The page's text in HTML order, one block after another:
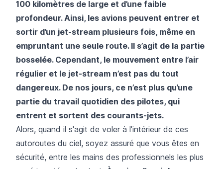
100 kilomètres de large et d’une faible
profondeur. Ainsi, les avions peuvent entrer et
sortir d’un jet-stream plusieurs fois, même en
empruntant une seule route. Il s’agit de la partie
bosselée. Cependant, le mouvement entre l’air
régulier et le jet-stream n’est pas du tout
dangereux. De nos jours, ce n’est plus qu’une
partie du travail quotidien des pilotes, qui
entrent et sortent des courants-jets.
Alors, quand il s'agit de voler à l'intérieur de ces
autoroutes du ciel, soyez assuré que vous êtes en
sécurité, entre les mains des professionnels les plus